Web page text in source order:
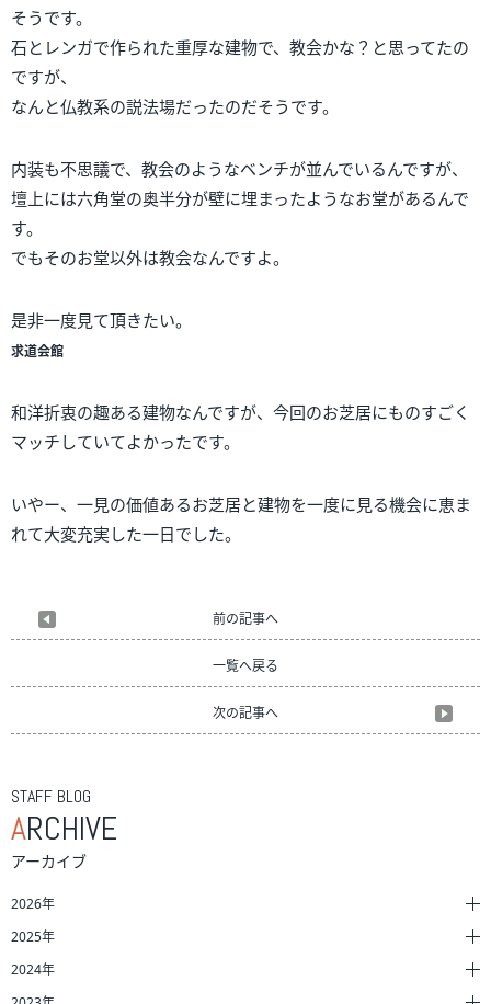
そうです。
石とレンガで作られた重厚な建物で、教会かな？と思ってたの
ですが、
なんと仏教系の説法場だったのだそうです。
内装も不思議で、教会のようなベンチが並んでいるんですが、
壇上には六角堂の奥半分が壁に埋まったようなお堂があるんで
す。
でもそのお堂以外は教会なんですよ。
是非一度見て頂きたい。
求道会館
和洋折衷の趣ある建物なんですが、今回のお芝居にものすごく
マッチしていてよかったです。
いやー、一見の価値あるお芝居と建物を一度に見る機会に恵ま
れて大変充実した一日でした。
前の記事へ
一覧へ戻る
次の記事へ
STAFF BLOG
ARCHIVE
アーカイブ
2026年
2025年
2024年